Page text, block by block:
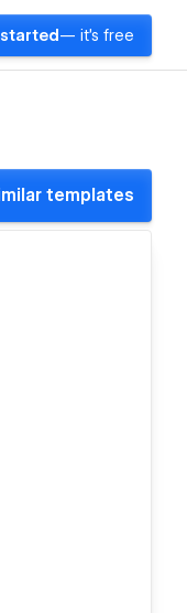
— it's free
templates